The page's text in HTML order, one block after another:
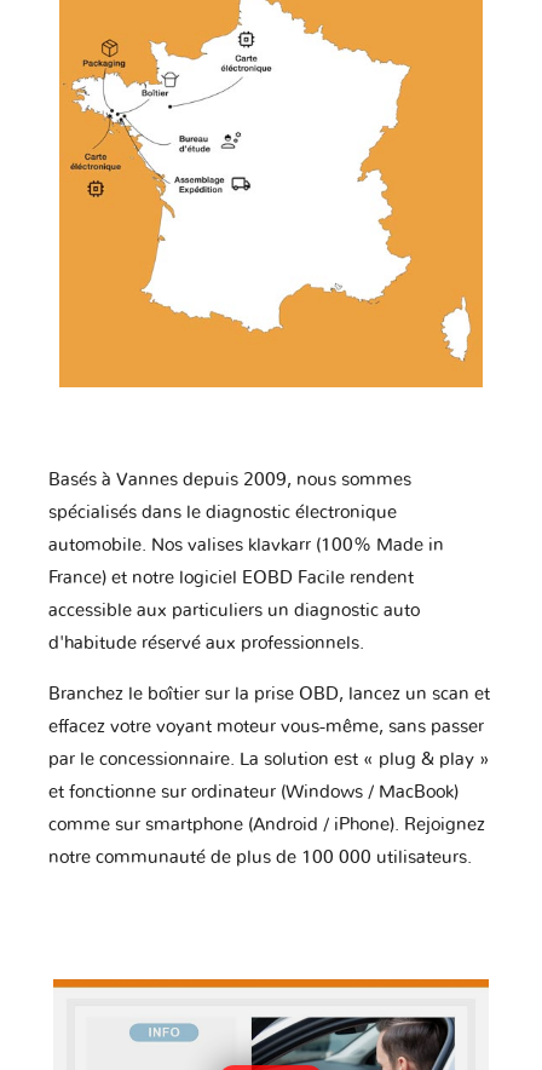
Basés à Vannes depuis 2009, nous sommes
spécialisés dans le diagnostic électronique
automobile. Nos valises klavkarr (100% Made in
France) et notre logiciel EOBD Facile rendent
accessible aux particuliers un diagnostic auto
d'habitude réservé aux professionnels.
Branchez le boîtier sur la prise OBD, lancez un scan et
effacez votre voyant moteur vous-même, sans passer
par le concessionnaire. La solution est « plug & play »
et fonctionne sur ordinateur (Windows / MacBook)
comme sur smartphone (Android / iPhone). Rejoignez
notre communauté de plus de 100 000 utilisateurs.